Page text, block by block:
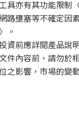
具亦有其功能限制
路壅塞等不確定因
。
資前應詳閱產品說
件內容前，請勿於
之影響，市場的變